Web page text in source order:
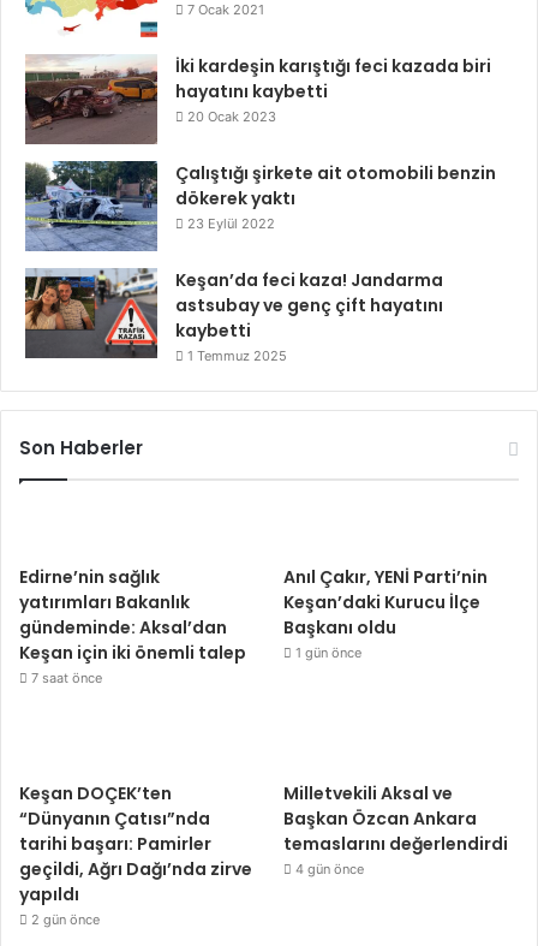
7 Ocak 2021
İki kardeşin karıştığı feci kazada biri
hayatını kaybetti
20 Ocak 2023
Çalıştığı şirkete ait otomobili benzin
dökerek yaktı
23 Eylül 2022
Keşan’da feci kaza! Jandarma
astsubay ve genç çift hayatını
kaybetti
1 Temmuz 2025
Son Haberler
Edirne’nin sağlık
yatırımları Bakanlık
gündeminde: Aksal’dan
Keşan için iki önemli talep
7 saat önce
Anıl Çakır, YENİ Parti’nin
Keşan’daki Kurucu İlçe
Başkanı oldu
1 gün önce
Keşan DOÇEK’ten
“Dünyanın Çatısı”nda
tarihi başarı: Pamirler
geçildi, Ağrı Dağı’nda zirve
yapıldı
2 gün önce
Milletvekili Aksal ve
Başkan Özcan Ankara
temaslarını değerlendirdi
4 gün önce